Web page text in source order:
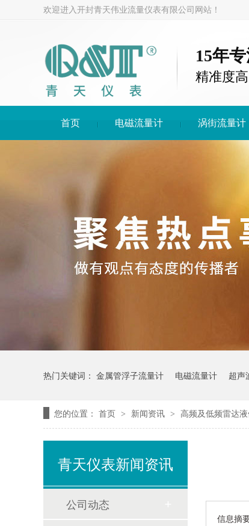
欢迎进入开封青天伟业流量仪表有限公司网站！
15年
精准度
首页 电磁流量计 涡街流量计
热门关键词： 金属管浮子流量计 电磁流量计 超声
您的位置： 首页 > 新闻资讯 > 高频及低频雷达
信息摘
青天仪表新闻资讯
公司动态